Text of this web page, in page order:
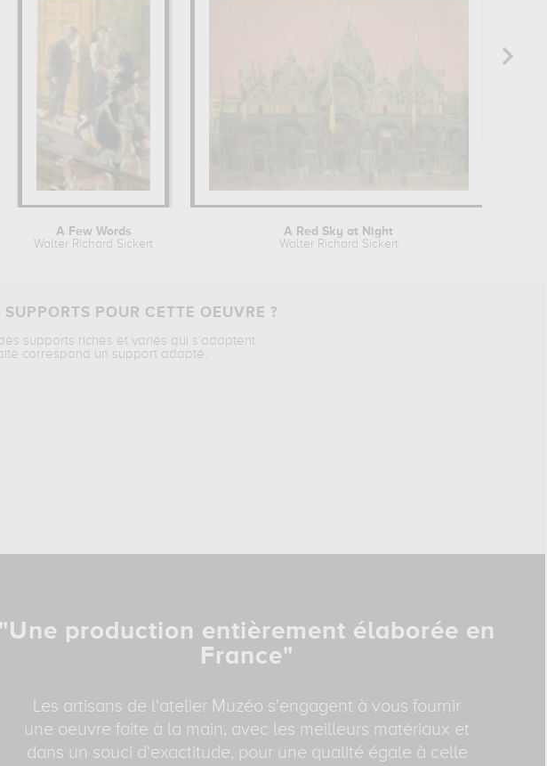
A Few Words
Walter Richard Sickert
A Red Sky at Night
Walter Richard Sickert
POUR CETTE OEUVRE ?
supports riches et variés qui s’adaptent
correspond un support adapté.
"Une production entièrement élaborée en
France"
Les artisans de l'atelier Muzéo s'engagent à vous fournir
une oeuvre faite à la main, avec les meilleurs matériaux et
dans un souci d'exactitude, pour une qualité égale à celle